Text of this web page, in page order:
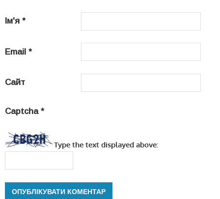
Ім'я *
Email *
Сайт
Captcha *
Type the text displayed above: